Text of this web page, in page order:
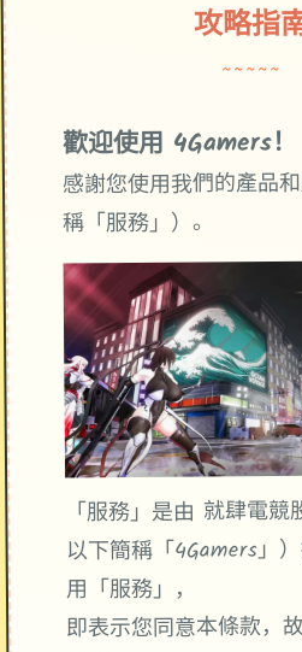
攻略指
~~~~~
歡迎使用 4Gamers！
感謝您使用我們的產品
稱「服務」）。
「服務」是由 就肆電
以下簡稱「4Gamers」
用「服務」，
即表示您同意本條款，